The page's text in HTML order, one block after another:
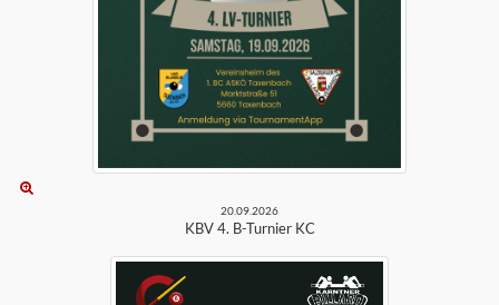
20.09.2026
KBV 4. B-Turnier KC